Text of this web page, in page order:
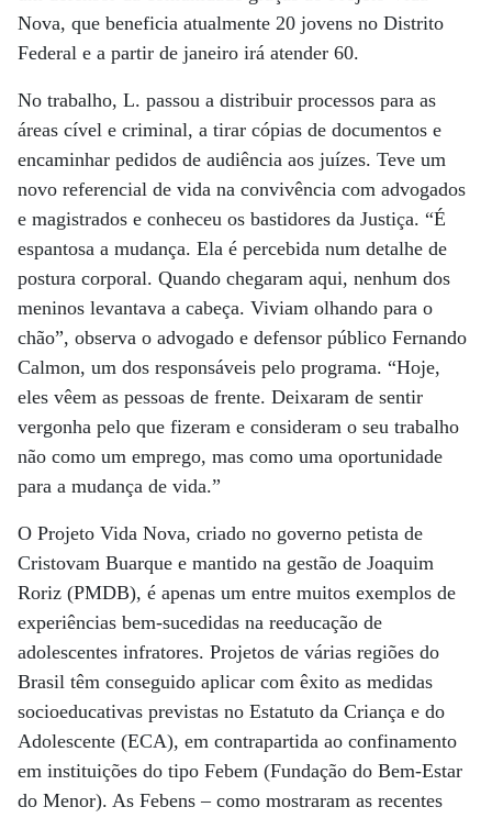
Nova, que beneficia atualmente 20 jovens no Distrito
Federal e a partir de janeiro irá atender 60.
No trabalho, L. passou a distribuir processos para as
áreas cível e criminal, a tirar cópias de documentos e
encaminhar pedidos de audiência aos juízes. Teve um
novo referencial de vida na convivência com advogados
e magistrados e conheceu os bastidores da Justiça. “É
espantosa a mudança. Ela é percebida num detalhe de
postura corporal. Quando chegaram aqui, nenhum dos
meninos levantava a cabeça. Viviam olhando para o
chão”, observa o advogado e defensor público Fernando
Calmon, um dos responsáveis pelo programa. “Hoje,
eles vêem as pessoas de frente. Deixaram de sentir
vergonha pelo que fizeram e consideram o seu trabalho
não como um emprego, mas como uma oportunidade
para a mudança de vida.”
O Projeto Vida Nova, criado no governo petista de
Cristovam Buarque e mantido na gestão de Joaquim
Roriz (PMDB), é apenas um entre muitos exemplos de
experiências bem-sucedidas na reeducação de
adolescentes infratores. Projetos de várias regiões do
Brasil têm conseguido aplicar com êxito as medidas
socioeducativas previstas no Estatuto da Criança e do
Adolescente (ECA), em contrapartida ao confinamento
em instituições do tipo Febem (Fundação do Bem-Estar
do Menor). As Febens – como mostraram as recentes